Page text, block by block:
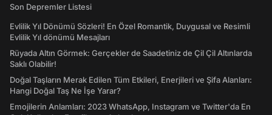
Son Depremler Listesi
Evlilik Yıl Dönümü Sözleri! En Özel Romantik, Duygusal ve Resimli
Evlilik Yıl dönümü Mesajları
Rüyada Altın Görmek: Gerçekler de Saadetiniz de Çil Çil Altınlarda
Saklı Olabilir!
Doğal Taşların Merak Edilen Tüm Etkileri, Enerjileri ve Şifa Alanları:
Hangi Doğal Taş Ne İşe Yarar?
Emojilerin Anlamları: 2023 WhatsApp, Instagram ve Twitter'da En